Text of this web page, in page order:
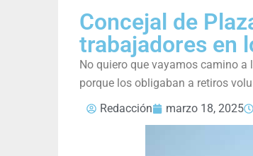
Concejal de
trabajadores en
No quiero que vayamos camino
porque los obligaban a retiros
Redacción
marzo 18, 2025